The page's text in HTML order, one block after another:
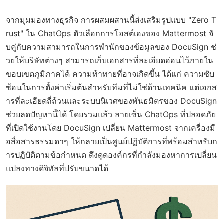
จากมุมมองทางธุรกิจ การผสมผสานนี้ส่งเสริมรูปแบบ "Zero T
rust" ใน ChatOps ตัวเลือกการโฮสต์เองของ Mattermost จั
บคู่กับความสามารถในการพำนักของข้อมูลของ DocuSign ช่
วยให้บริษัทต่างๆ สามารถเก็บเอกสารที่ละเอียดอ่อนไว้ภายใน
ขอบเขตภูมิภาคได้ ความท้าทายที่อาจเกิดขึ้น ได้แก่ ความซับ
ซ้อนในการตั้งค่าเริ่มต้นสำหรับทีมที่ไม่ใช่ด้านเทคนิค แต่เอกส
ารที่ละเอียดถี่ถ้วนและระบบนิเวศของพันธมิตรของ DocuSign
ช่วยลดปัญหานี้ได้ โดยรวมแล้ว ลายเซ็น ChatOps ที่ปลอดภัย
ที่เปิดใช้งานโดย DocuSign เปลี่ยน Mattermost จากเครื่องมื
อสื่อสารธรรมดาๆ ให้กลายเป็นศูนย์ปฏิบัติการที่พร้อมสำหรับก
ารปฏิบัติตามข้อกำหนด ดึงดูดองค์กรที่กำลังมองหาการเปลี่ยน
แปลงทางดิจิทัลที่ปรับขนาดได้